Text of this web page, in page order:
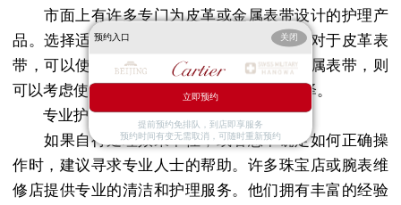
市面上有许多专门为皮革或金属表带设计的护理产
品。选择适合您腕表材质的产品进行护理。对于皮革表
带，可以使用专门的皮革保养油；而对于金属表带，则
可以考虑使用抗腐蚀剂或抛光剂来恢复其光泽。
专业护理
如果自行处理效果不佳，或者您不确定如何正确操
作时，建议寻求专业人士的帮助。许多珠宝店或腕表维
修店提供专业的清洁和护理服务。他们拥有丰富的经验
预约入口 关闭
立即预约
提前预约免排队，到店即享服务
预约时间有变无需取消，可随时重新预约